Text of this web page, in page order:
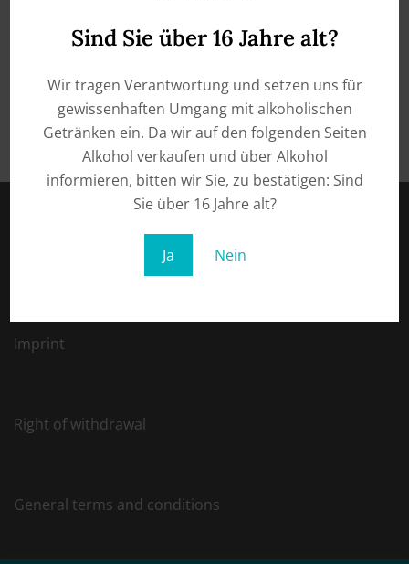
Sind Sie über 16 Jahre alt?
Wir tragen Verantwortung und setzen uns für
gewissenhaften Umgang mit alkoholischen
Getränken ein. Da wir auf den folgenden Seiten
Alkohol verkaufen und über Alkohol
informieren, bitten wir Sie, zu bestätigen: Sind
Sie über 16 Jahre alt?
Ja Nein
ADD TO CART
Imprint
Right of withdrawal
General terms and conditions